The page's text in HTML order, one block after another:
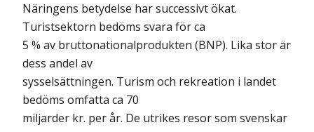
Näringens betydelse har successivt ökat.
Turistsektorn bedöms svara för ca
5 % av bruttonationalprodukten (BNP). Lika stor är
dess andel av
sysselsättningen. Turism och rekreation i landet
bedöms omfatta ca 70
miljarder kr. per år. De utrikes resor som svenskar